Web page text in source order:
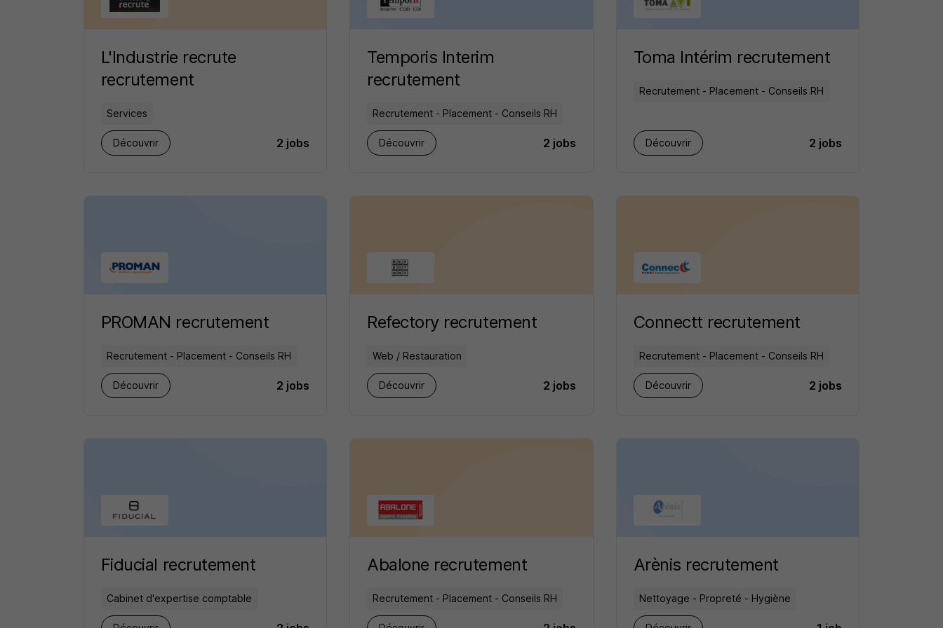
L'Industrie recrute
recrutement
Services
Découvrir 2 jobs
Temporis Interim
recrutement
Recrutement - Placement - Conseils RH
Découvrir 2 jobs
Toma Intérim recrutement
Recrutement - Placement - Conseils RH
Découvrir 2 jobs
PROMAN recrutement
Recrutement - Placement - Conseils RH
Découvrir 2 jobs
Refectory recrutement
Web / Restauration
Découvrir 2 jobs
Connectt recrutement
Recrutement - Placement - Conseils RH
Découvrir 2 jobs
Fiducial recrutement
Cabinet d'expertise comptable
Abalone recrutement
Recrutement - Placement - Conseils RH
Arènis recrutement
Nettoyage - Propreté - Hygiène